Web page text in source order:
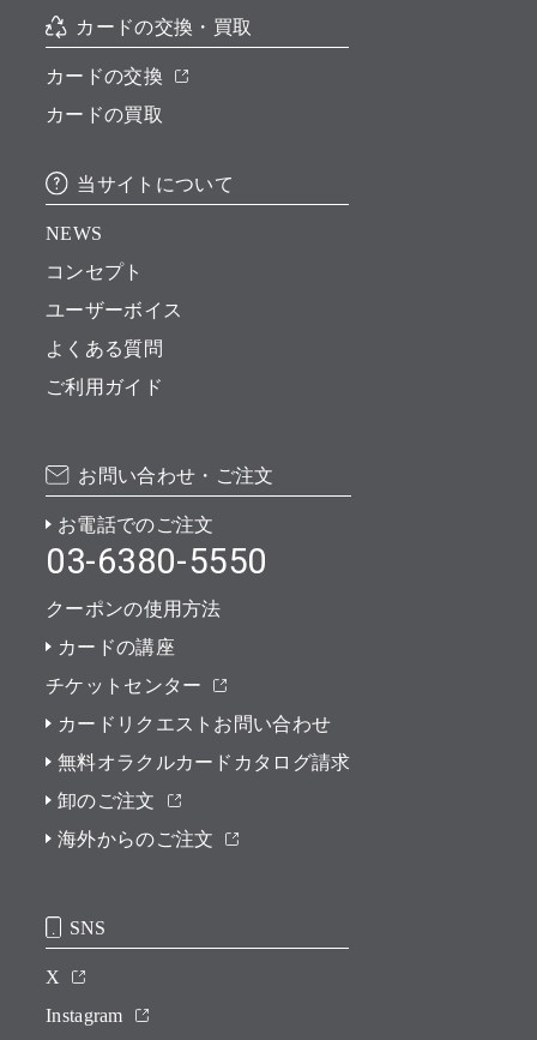
カードの交換・買取
カードの交換
カードの買取
当サイトについて
NEWS
コンセプト
ユーザーボイス
よくある質問
ご利用ガイド
お問い合わせ・ご注文
お電話でのご注文
03-6380-5550
クーポンの使用方法
カードの講座
チケットセンター
カードリクエストお問い合わせ
無料オラクルカードカタログ請求
卸のご注文
海外からのご注文
SNS
X
Instagram